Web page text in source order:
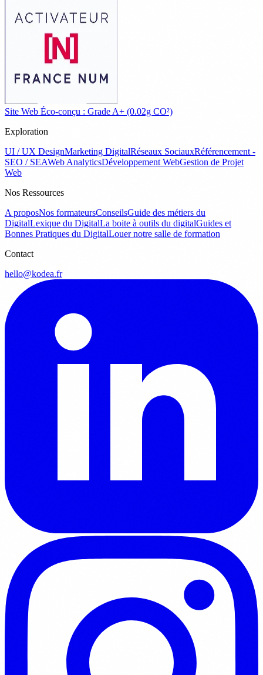
Site Web Éco-conçu : Grade A+ (0.02g CO²)
Exploration
UI / UX DesignMarketing DigitalRéseaux SociauxRéférencement -
SEO / SEAWeb AnalyticsDéveloppement WebGestion de Projet
Web
Nos Ressources
A proposNos formateursConseilsGuide des métiers du
DigitalLexique du DigitalLa boite à outils du digitalGuides et
Bonnes Pratiques du DigitalLouer notre salle de formation
Contact
hello@kodea.fr